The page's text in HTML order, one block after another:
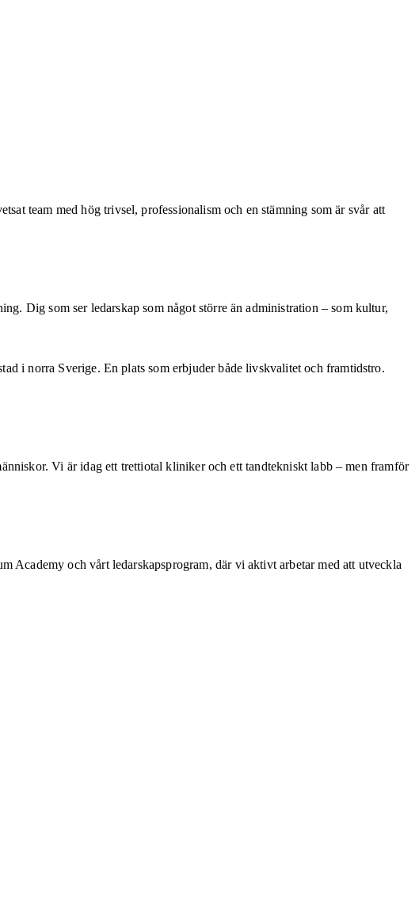
team med hög trivsel, professionalism och en stämning som är svår att
Dig som ser ledarskap som något större än administration – som kultur,
i norra Sverige. En plats som erbjuder både livskvalitet och framtidstro.
Vi är idag ett trettiotal kliniker och ett tandtekniskt labb – men framför
Academy och vårt ledarskapsprogram, där vi aktivt arbetar med att utveckla